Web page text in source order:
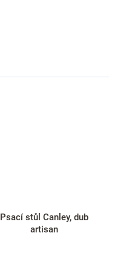
Psací stůl Canley, dub
artisan